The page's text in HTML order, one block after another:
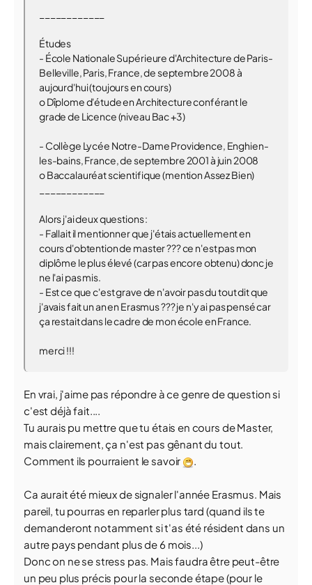
Études
- École Nationale Supérieure d'Architecture de Paris-
Belleville, Paris, France, de septembre 2008 à
aujourd'hui (toujours en cours)
o Dîplome d'étude en Architecture conférant le
grade de Licence (niveau Bac +3)
- Collège Lycée Notre-Dame Providence, Enghien-
les-bains, France, de septembre 2001 à juin 2008
o Baccalauréat scientifique (mention Assez Bien)
Alors j'ai deux questions :
- Fallait il mentionner que j'étais actuellement en
cours d'obtention de master ??? ce n'est pas mon
diplôme le plus élevé (car pas encore obtenu) donc je
ne l'ai pas mis.
- Est ce que c'est grave de n'avoir pas du tout dit que
j'avais fait un an en Erasmus ??? je n'y ai pas pensé car
ça restait dans le cadre de mon école en France.
merci !!!
En vrai, j'aime pas répondre à ce genre de question si
c'est déjà fait....
Tu aurais pu mettre que tu étais en cours de Master,
mais clairement, ça n'est pas gênant du tout.
Comment ils pourraient le savoir
.
Ca aurait été mieux de signaler l'année Erasmus. Mais
pareil, tu pourras en reparler plus tard (quand ils te
demanderont notamment si t'as été résident dans un
autre pays pendant plus de 6 mois...)
Donc on ne se stress pas. Mais faudra être peut-être
un peu plus précis pour la seconde étape (pour le